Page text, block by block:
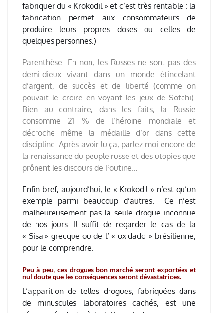
fabriquer du « Krokodil » et c’est très rentable : la
fabrication permet aux consommateurs de
produire leurs propres doses ou celles de
quelques personnes.)
Parenthèse: Eh non, les Russes ne sont pas des
demi-dieux vivant dans un monde étincelant
d’argent, de succès et de liberté (comme on
pouvait le croire en voyant les jeux de Sotchi).
Bien au contraire, dans les faits, la Russie
consomme 21 % de l’héroïne mondiale et
décroche même la médaille d’or dans cette
discipline.Après avoir lu ça, parlez-moi encore de
la renaissance du peuple russe et des utopies que
prônent les discours de Poutine…
Enfin bref, aujourd’hui, le « Krokodil » n’est qu’un
exemple parmi beaucoup d’autres. Ce n’est
malheureusement pas la seule drogue inconnue
de nos jours. Il suffit de regarder le cas de la
« Sisa » grecque ou de l’ « oxidado » brésilienne,
pour le comprendre.
Peu à peu, ces drogues bon marché seront exportées et
nul doute que les conséquences seront dévastatrices.
L’apparition de telles drogues, fabriquées dans
de minuscules laboratoires cachés, est une